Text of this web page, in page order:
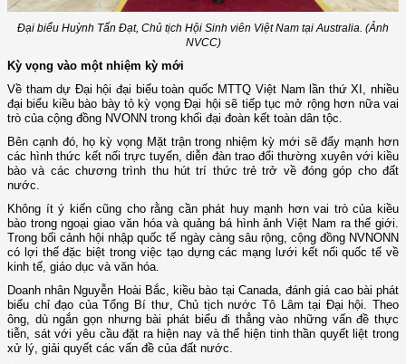
Đại biểu Huỳnh Tấn Đạt, Chủ tịch Hội Sinh viên Việt Nam tại Australia. (Ảnh
NVCC)
Kỳ vọng vào một nhiệm kỳ mới
Về tham dự Đại hội đại biểu toàn quốc MTTQ Việt Nam lần thứ XI, nhiều
đại biểu kiều bào bày tỏ kỳ vọng Đại hội sẽ tiếp tục mở rộng hơn nữa vai
trò của cộng đồng NVONN trong khối đại đoàn kết toàn dân tộc.
Bên cạnh đó, họ kỳ vọng Mặt trận trong nhiệm kỳ mới sẽ đẩy mạnh hơn
các hình thức kết nối trực tuyến, diễn đàn trao đổi thường xuyên với kiều
bào và các chương trình thu hút trí thức trẻ trở về đóng góp cho đất
nước.
Không ít ý kiến cũng cho rằng cần phát huy mạnh hơn vai trò của kiều
bào trong ngoại giao văn hóa và quảng bá hình ảnh Việt Nam ra thế giới.
Trong bối cảnh hội nhập quốc tế ngày càng sâu rộng, cộng đồng NVNONN
có lợi thế đặc biệt trong việc tạo dựng các mạng lưới kết nối quốc tế về
kinh tế, giáo dục và văn hóa.
Doanh nhân Nguyễn Hoài Bắc, kiều bào tại Canada, đánh giá cao bài phát
biểu chỉ đạo của Tổng Bí thư, Chủ tịch nước Tô Lâm tại Đại hội. Theo
ông, dù ngắn gọn nhưng bài phát biểu đi thẳng vào những vấn đề thực
tiễn, sát với yêu cầu đặt ra hiện nay và thể hiện tinh thần quyết liệt trong
xử lý, giải quyết các vấn đề của đất nước.